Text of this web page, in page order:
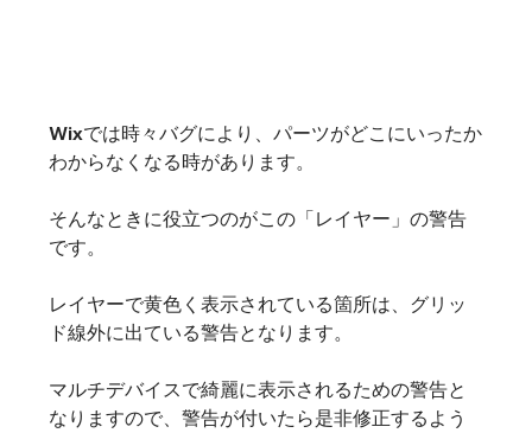
Wixでは時々バグにより、パーツがどこにいったか
わからなくなる時があります。
そんなときに役立つのがこの「レイヤー」の警告
です。
レイヤーで黄色く表示されている箇所は、グリッ
ド線外に出ている警告となります。
マルチデバイスで綺麗に表示されるための警告と
なりますので、警告が付いたら是非修正するよう